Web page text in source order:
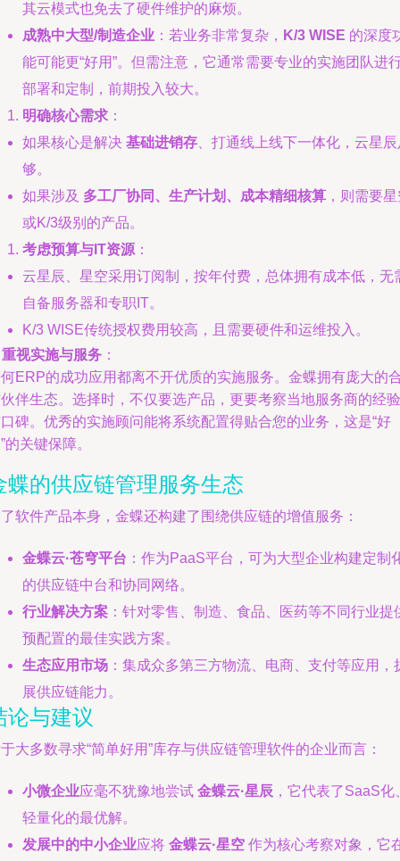
其云模式也免去了硬件维护的麻烦。
成熟中大型/制造企业 ：若业务非常复杂， K/3 WISE 的深度
能可能更“好用”。但需注意，它通常需要专业的实施团队进
部署和定制，前期投入较大。
明确核心需求 ：
如果核心是解决 基础进销存 、打通线上线下一体化，云星
够。
如果涉及 多工厂协同、生产计划、成本精细核算 ，则需要
或K/3级别的产品。
考虑预算与IT资源 ：
云星辰、星空采用订阅制，按年付费，总体拥有成本低，无
自备服务器和专职IT。
K/3 WISE传统授权费用较高，且需要硬件和运维投入。
重视实施与服务 ：
ERP的成功应用都离不开优质的实施服务。金蝶拥有庞大的
伴生态。选择时，不仅要选产品，更要考察当地服务商的经验
碑。优秀的实施顾问能将系统配置得贴合您的业务，这是“好
的关键保障。
蝶的供应链管理服务生态
软件产品本身，金蝶还构建了围绕供应链的增值服务：
金蝶云·苍穹平台 ：作为PaaS平台，可为大型企业构建定制
的供应链中台和协同网络。
行业解决方案 ：针对零售、制造、食品、医药等不同行业提
预配置的最佳实践方案。
生态应用市场 ：集成众多第三方物流、电商、支付等应用，
展供应链能力。
论与建议
大多数寻求“简单好用”库存与供应链管理软件的企业而言：
小微企业应毫不犹豫地尝试 金蝶云·星辰 ，它代表了SaaS化
轻量化的最优解。
发展中的中小企业应将 金蝶云·星空 作为核心考察对象，它